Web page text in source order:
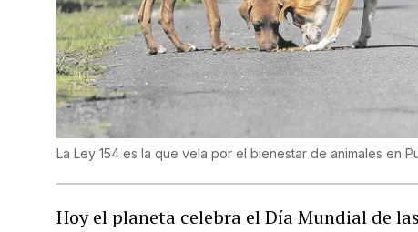
La Ley 154 es la que vela por el bienestar de animales en
Hoy el planeta celebra el Día Mundial de